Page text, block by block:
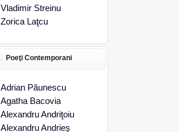
Vladimir Streinu
Zorica Laţcu
Poeţi Contemporani
Adrian Păunescu
Agatha Bacovia
Alexandru Andriţoiu
Alexandru Andrieş